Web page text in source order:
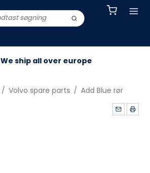
We ship all over europe
/ Volvo spare parts / Add Blue rør